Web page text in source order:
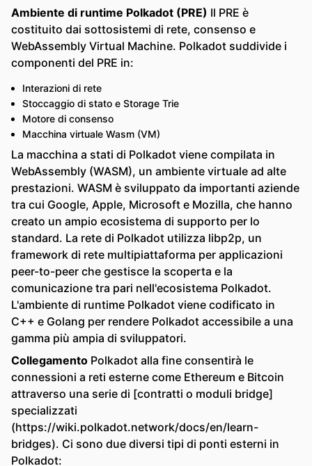
Ambiente di runtime Polkadot (PRE) Il PRE è
costituito dai sottosistemi di rete, consenso e
WebAssembly Virtual Machine. Polkadot suddivide i
componenti del PRE in:
Interazioni di rete
Stoccaggio di stato e Storage Trie
Motore di consenso
Macchina virtuale Wasm (VM)
La macchina a stati di Polkadot viene compilata in
WebAssembly (WASM), un ambiente virtuale ad alte
prestazioni. WASM è sviluppato da importanti aziende
tra cui Google, Apple, Microsoft e Mozilla, che hanno
creato un ampio ecosistema di supporto per lo
standard. La rete di Polkadot utilizza libp2p, un
framework di rete multipiattaforma per applicazioni
peer-to-peer che gestisce la scoperta e la
comunicazione tra pari nell'ecosistema Polkadot.
L'ambiente di runtime Polkadot viene codificato in
C++ e Golang per rendere Polkadot accessibile a una
gamma più ampia di sviluppatori.
Collegamento Polkadot alla fine consentirà le
connessioni a reti esterne come Ethereum e Bitcoin
attraverso una serie di [contratti o moduli bridge]
specializzati
(https://wiki.polkadot.network/docs/en/learn-
bridges). Ci sono due diversi tipi di ponti esterni in
Polkadot: